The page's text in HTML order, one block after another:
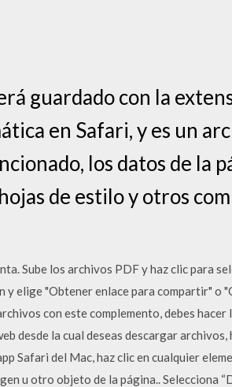
guardado con la
en Safari, y es un
los datos de la
de estilo y otros
Sube los archivos PDF y haz clic para
y elige "Obtener enlace para compartir" o
con este complemento, debes
desde la cual deseas descargar
Safari del Mac, haz clic en cualquier
u otro objeto de la página.. Selecciona